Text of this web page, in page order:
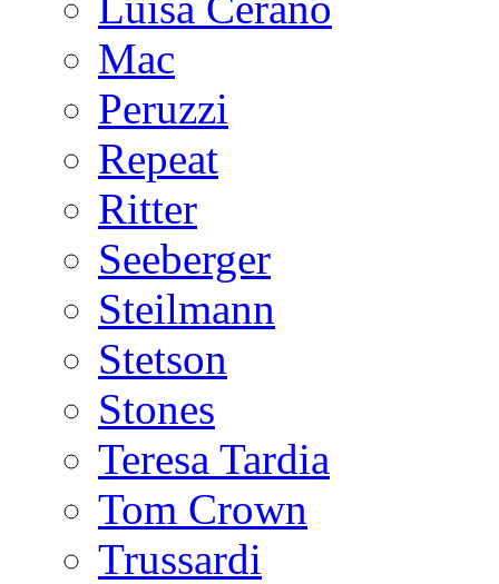
Mac
Peruzzi
Repeat
Ritter
Seeberger
Steilmann
Stetson
Stones
Teresa Tardia
Tom Crown
Trussardi